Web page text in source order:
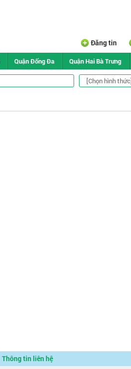
Đăng tin
Quận Đống Đa Quận Hai Bà Trưng
Thông tin liên hệ